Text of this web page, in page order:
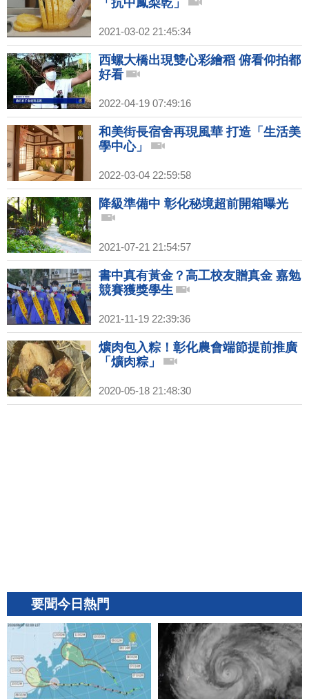
2021-03-02 21:45:34
西螺大橋出現雙心彩繪稻 俯看仰拍都
好看
2022-04-19 07:49:16
和美街長宿舍再現風華 打造「生活美
學中心」
2022-03-04 22:59:58
降級準備中 彰化秘境超前開箱曝光
2021-07-21 21:54:57
書中真有黃金？高工校友贈真金 嘉勉
競賽獲獎學生
2021-11-19 22:39:36
爌肉包入粽！彰化農會端節提前推廣
「爌肉粽」
2020-05-18 21:48:30
要聞今日熱門